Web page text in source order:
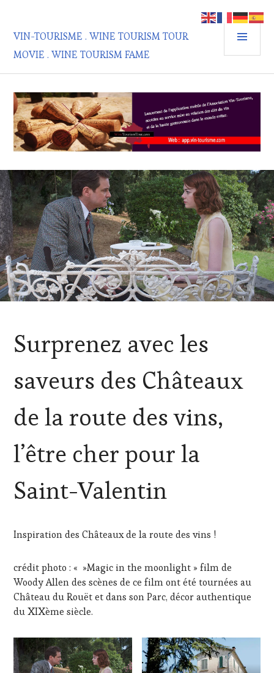
contenu
principal
VIN-TOURISME . WINE TOURISM TOUR
MOVIE . WINE TOURISM FAME
CLUB
:
TASTING
VOUCHER,
VITICOLE,
ADHÉRENT,
TOURISME,
INVITATIONS
DÉGUSTATIONS,
WINE
PRESSE
RADIO,
TV,
WEB,
OENOTOURISME,
PARTENAIRES
PRODUCTEURS
TERROIR,
RESTAURATEUR,
Surprenez avec les
saveurs des Châteaux
de la route des vins,
l’être cher pour la
Saint-Valentin
Inspiration des Châteaux de la route des vins !
crédit photo : « »Magic in the moonlight » film de
Woody Allen des scènes de ce film ont été tournées au
Château du Rouët et dans son Parc, décor authentique
du XIXème siècle.